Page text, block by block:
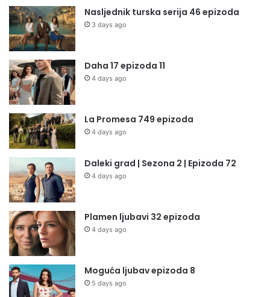
Nasljednik turska serija 46 epizoda
3 days ago
Daha 17 epizoda 11
4 days ago
La Promesa 749 epizoda
4 days ago
Daleki grad | Sezona 2 | Epizoda 72
4 days ago
Plamen ljubavi 32 epizoda
4 days ago
Moguća ljubav epizoda 8
5 days ago